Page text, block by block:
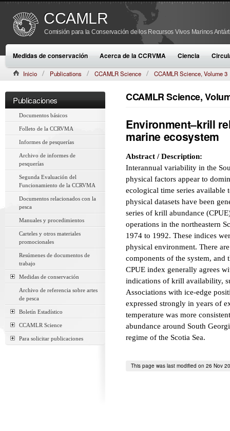
CCAMLR
Comisión para la Conservación de los Recursos Vivos Marinos
Medidas de conservación Acerca de la CCRVMA Ciencia
Inicio Publications CCAMLR Science CCAMLR Science, Volume 3
Publicaciones
Documentos básicos
Folleto de la CCRVMA
Informes de pesquerías
Archivo de informes de
pesquerías
Segunda Evaluación del
Funcionamiento de la CCRVMA
Documentos relacionados con la
pesca
Manuales y procedimientos
Carteles y otros materiales
promocionales
Resúmenes de documentos de
trabajo
Medidas de conservación
Archivo de referencia sobre artes
de pesca
Boletín Estadístico
CCAMLR Science
Para solicitar publicaciones
CCAMLR Science,
Environment–krill
marine ecosystem
Abstract / Description:
Interannual variability in the
physical factors appear to
ecological time series available
physical datasets have been
series of krill abundance
operations in the northeastern
1974 to 1992. These indices
physical environment. There
components of the system, and
CPUE index generally agrees
indications of krill availability,
Associations with ice-edge
expressed strongly in years of
temperature was more
abundance around South
regime of the Scotia Sea.
This page was last modified on 26 Nov